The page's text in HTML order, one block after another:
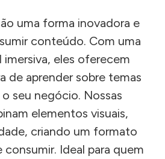
uma forma inovadora e
conteúdo. Com uma
imersiva, eles oferecem
de aprender sobre temas
seu negócio. Nossas
elementos visuais,
criando um formato
Ideal para quem